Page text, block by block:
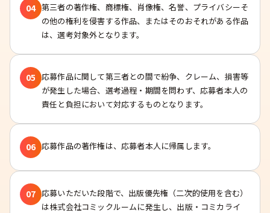
04 第三者の著作権、商標権、肖像権、名誉、プライバシーそ
の他の権利を侵害する作品、またはそのおそれがある作品
は、選考対象外となります。
05 応募作品に関して第三者との間で紛争、クレーム、損害等
が発生した場合、選考過程・期間を問わず、応募者本人の
責任と負担において対応するものとなります。
06 応募作品の著作権は、応募者本人に帰属します。
07 応募いただいた段階で、出版優先権（二次的使用を含む）
は株式会社コミックルームに発生し、出版・コミカライ